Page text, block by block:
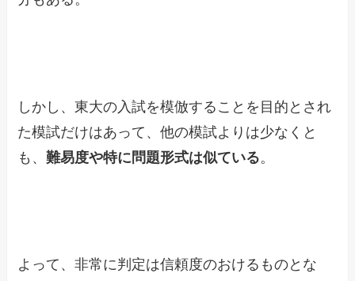
しかし、東大の入試を模倣することを目的とされ
た模試だけはあって、他の模試よりは少なくと
も、難易度や特に問題形式は似ている。
よって、非常に判定は信頼度のおけるものとな